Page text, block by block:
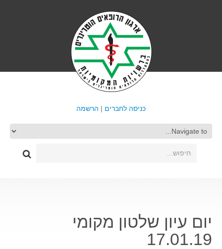
כניסה לחברים | הרשמה
יום עיון שלטון מקומי
17.01.19